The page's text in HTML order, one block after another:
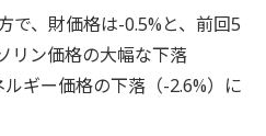
で、財価格は-0.5%と、前回5
リン価格の大幅な下落
ルギー価格の下落（-2.6%）に